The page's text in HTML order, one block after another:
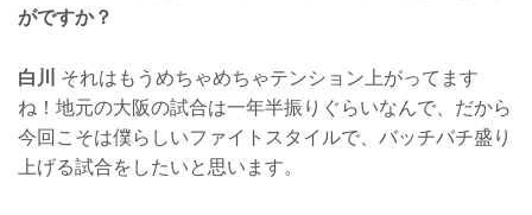
がですか？
白川
それはもうめちゃめちゃテンション上がってます
ね！地元の大阪の試合は一年半振りぐらいなんで、だから
今回こそは僕らしいファイトスタイルで、バッチバチ盛り
上げる試合をしたいと思います。